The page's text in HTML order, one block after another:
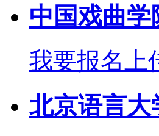
中国戏曲学
我要报名
北京语言大